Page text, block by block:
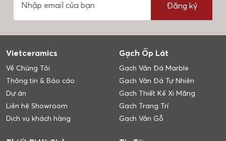
Đăng ký
Vietceramics
Về Chúng Tôi
Thông tin & Báo cáo
Dự án
Liên hệ Showroom
Dịch vụ khách hàng
Gạch Ốp Lát
Gạch Vân Đá Marble
Gạch Vân Đá Tự Nhiên
Gạch Thiết Kế Xi Măng
Gạch Trang Trí
Gạch Vân Gỗ